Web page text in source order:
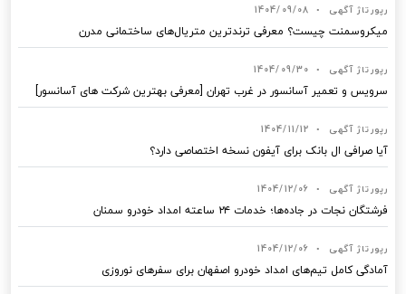
رپورتاژ آگهی •
1404/09/08
میکروسمنت چیست؟ معرفی ترندترین متریال‌های ساختمانی مدرن
رپورتاژ آگهی •
1404/09/30
سرویس و تعمیر آسانسور در غرب تهران [معرفی بهترین شرکت های آسانسور]
رپورتاژ آگهی •
1404/11/12
آیا صرافی ال بانک برای آیفون نسخه اختصاصی دارد؟
رپورتاژ آگهی •
1404/12/06
فرشتگان نجات در جاده‌ها؛ خدمات ۲۴ ساعته امداد خودرو سمنان
رپورتاژ آگهی •
1404/12/06
آمادگی کامل تیم‌های امداد خودرو اصفهان برای سفرهای نوروزی